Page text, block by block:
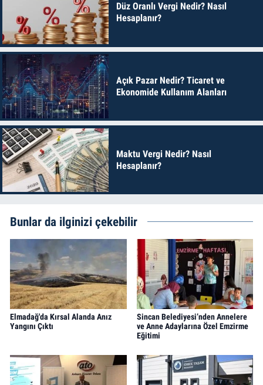
Düz Oranlı Vergi Nedir? Nasıl
Hesaplanır?
Açık Pazar Nedir? Ticaret ve
Ekonomide Kullanım Alanları
Maktu Vergi Nedir? Nasıl
Hesaplanır?
Bunlar da ilginizi çekebilir
Elmadağ'da Kırsal Alanda Anız
Yangını Çıktı
Sincan Belediyesi’nden Annelere
ve Anne Adaylarına Özel Emzirme
Eğitimi